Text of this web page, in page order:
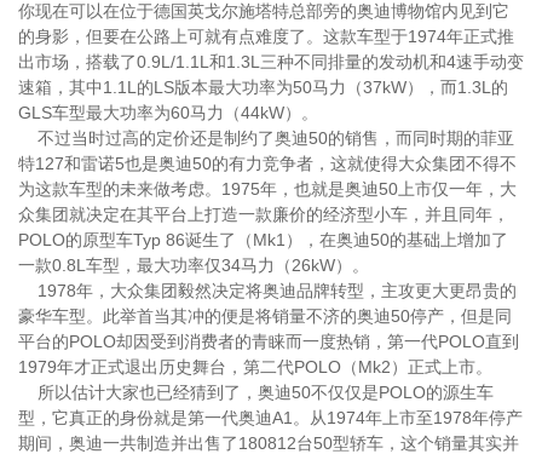
你现在可以在位于德国英戈尔施塔特总部旁的奥迪博物馆内见到它
的身影，但要在公路上可就有点难度了。这款车型于1974年正式推
出市场，搭载了0.9L/1.1L和1.3L三种不同排量的发动机和4速手动变
速箱，其中1.1L的LS版本最大功率为50马力（37kW），而1.3L的
GLS车型最大功率为60马力（44kW）。
不过当时过高的定价还是制约了奥迪50的销售，而同时期的菲亚
特127和雷诺5也是奥迪50的有力竞争者，这就使得大众集团不得不
为这款车型的未来做考虑。1975年，也就是奥迪50上市仅一年，大
众集团就决定在其平台上打造一款廉价的经济型小车，并且同年，
POLO的原型车Typ 86诞生了（Mk1），在奥迪50的基础上增加了
一款0.8L车型，最大功率仅34马力（26kW）。
1978年，大众集团毅然决定将奥迪品牌转型，主攻更大更昂贵的
豪华车型。此举首当其冲的便是将销量不济的奥迪50停产，但是同
平台的POLO却因受到消费者的青睐而一度热销，第一代POLO直到
1979年才正式退出历史舞台，第二代POLO（Mk2）正式上市。
所以估计大家也已经猜到了，奥迪50不仅仅是POLO的源生车
型，它真正的身份就是第一代奥迪A1。从1974年上市至1978年停产
期间，奥迪一共制造并出售了180812台50型轿车，这个销量其实并